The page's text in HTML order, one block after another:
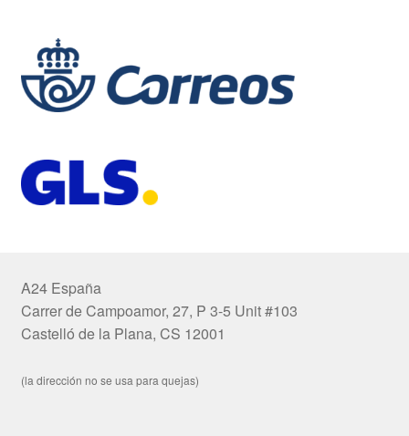
A24 España
Carrer de Campoamor, 27, P 3-5 Unit #103
Castelló de la Plana, CS 12001
(la dirección no se usa para quejas)